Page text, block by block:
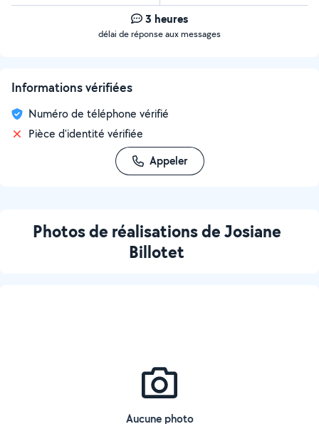
3 heures
délai de réponse aux messages
Informations vérifiées
Numéro de téléphone vérifié
Pièce d'identité vérifiée
Appeler
Photos de réalisations de Josiane
Billotet
Aucune photo